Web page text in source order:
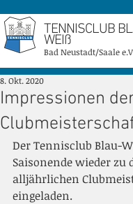
TENNISCLUB
WEIß
Bad Neustadt/Saale
Impressionen
8. Okt. 2020
Der Tennisclub Blau-
Saisonende wieder zu
alljährlichen
eingeladen.